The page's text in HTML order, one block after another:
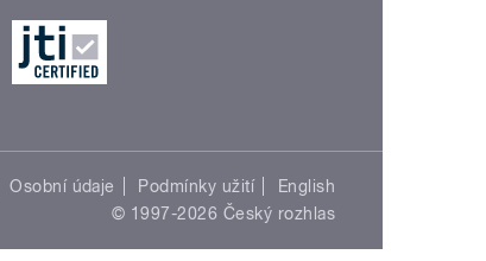
Osobní údaje Podmínky užití
English
© 1997-2026 Český rozhlas